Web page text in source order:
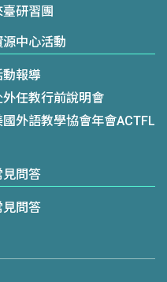
臺研習團
源中心活動
動報導
外任教行前說明會
國外語教學協會年會ACTFL
見問答
見問答